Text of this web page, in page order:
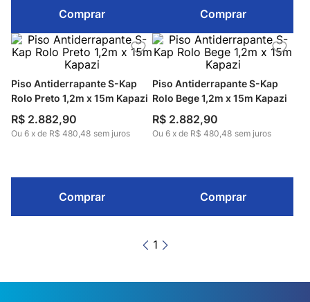
Comprar Comprar
Piso Antiderrapante S-Kap
Rolo Preto 1,2m x 15m Kapazi
R$ 2.882,90
Ou 6 x de R$ 480,48 sem juros
Comprar
Piso Antiderrapante S-Kap
Rolo Bege 1,2m x 15m Kapazi
R$ 2.882,90
Ou 6 x de R$ 480,48 sem juros
Comprar
1